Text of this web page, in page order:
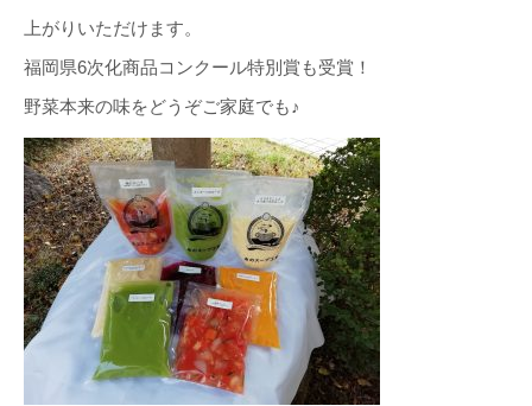
上がりいただけます。
福岡県6次化商品コンクール特別賞も受賞！
野菜本来の味をどうぞご家庭でも♪